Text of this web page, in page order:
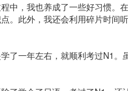
中，我也养成了一些好习惯。
。此外，我还会利用碎片时间
了一年左右，就顺利考过N1